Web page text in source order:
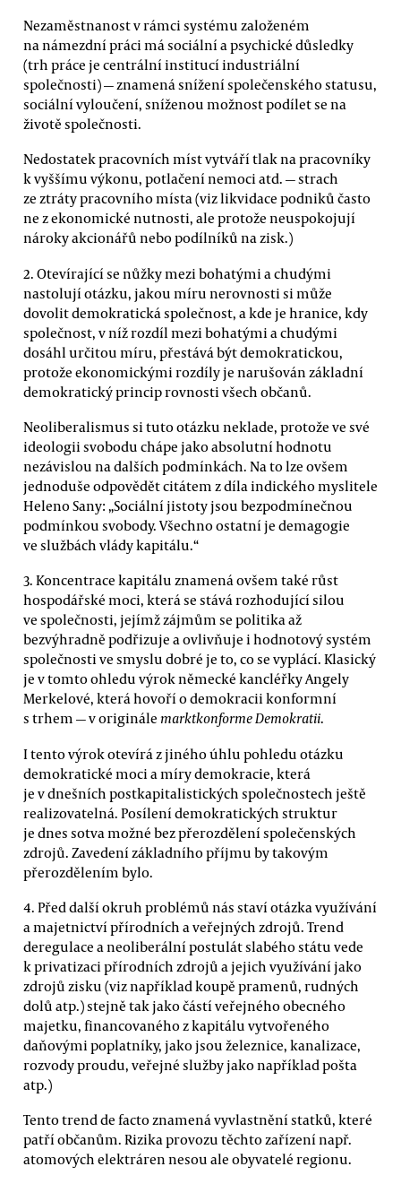
Nezaměstnanost v rámci systému založeném
na námezdní práci má sociální a psychické důsledky
(trh práce je centrální institucí industriální
společnosti) — znamená snížení společenského statusu,
sociální vyloučení, sníženou možnost podílet se na
životě společnosti.
Nedostatek pracovních míst vytváří tlak na pracovníky
k vyššímu výkonu, potlačení nemoci atd. — strach
ze ztráty pracovního místa (viz likvidace podniků často
ne z ekonomické nutnosti, ale protože neuspokojují
nároky akcionářů nebo podílníků na zisk.)
2. Otevírající se nůžky mezi bohatými a chudými
nastolují otázku, jakou míru nerovnosti si může
dovolit demokratická společnost, a kde je hranice, kdy
společnost, v níž rozdíl mezi bohatými a chudými
dosáhl určitou míru, přestává být demokratickou,
protože ekonomickými rozdíly je narušován základní
demokratický princip rovnosti všech občanů.
Neoliberalismus si tuto otázku neklade, protože ve své
ideologii svobodu chápe jako absolutní hodnotu
nezávislou na dalších podmínkách. Na to lze ovšem
jednoduše odpovědět citátem z díla indického myslitele
Heleno Sany: „Sociální jistoty jsou bezpodmínečnou
podmínkou svobody. Všechno ostatní je demagogie
ve službách vlády kapitálu.“
3. Koncentrace kapitálu znamená ovšem také růst
hospodářské moci, která se stává rozhodující silou
ve společnosti, jejímž zájmům se politika až
bezvýhradně podřizuje a ovlivňuje i hodnotový systém
společnosti ve smyslu dobré je to, co se vyplácí. Klasický
je v tomto ohledu výrok německé kancléřky Angely
Merkelové, která hovoří o demokracii konformní
s trhem — v originále marktkonforme Demokratii.
I tento výrok otevírá z jiného úhlu pohledu otázku
demokratické moci a míry demokracie, která
je v dnešních postkapitalistických společnostech ještě
realizovatelná. Posílení demokratických struktur
je dnes sotva možné bez přerozdělení společenských
zdrojů. Zavedení základního příjmu by takovým
přerozdělením bylo.
4. Před další okruh problémů nás staví otázka využívání
a majetnictví přírodních a veřejných zdrojů. Trend
deregulace a neoliberální postulát slabého státu vede
k privatizaci přírodních zdrojů a jejich využívání jako
zdrojů zisku (viz například koupě pramenů, rudných
dolů atp.) stejně tak jako částí veřejného obecného
majetku, financovaného z kapitálu vytvořeného
daňovými poplatníky, jako jsou železnice, kanalizace,
rozvody proudu, veřejné služby jako například pošta
atp.)
Tento trend de facto znamená vyvlastnění statků, které
patří občanům. Rizika provozu těchto zařízení např.
atomových elektráren nesou ale obyvatelé regionu.